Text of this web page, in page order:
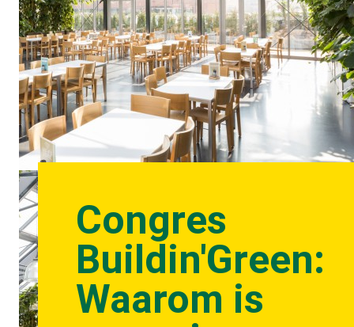
Congres
Buildin'Green:
Waarom is